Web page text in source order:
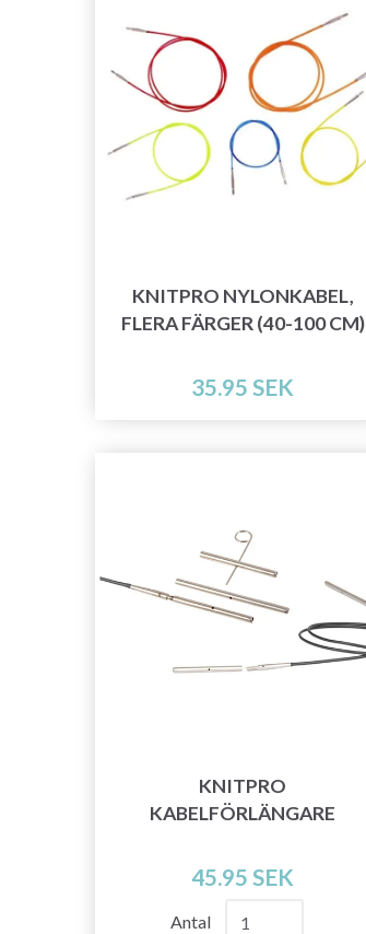
KNITPRO NYLONKABEL,
FLERA FÄRGER (40-100 CM)
35.95 SEK
KNITPRO
KABELFÖRLÄNGARE
45.95 SEK
Antal